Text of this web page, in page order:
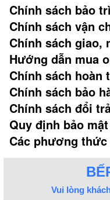
Chính sách bảo
Chính sách vận
Chính sách
Hướng dẫn mua
Chính sách hoàn
Chính sách bảo
Chính sách đổi
Quy định bảo mật
Các phương
Vui lòng